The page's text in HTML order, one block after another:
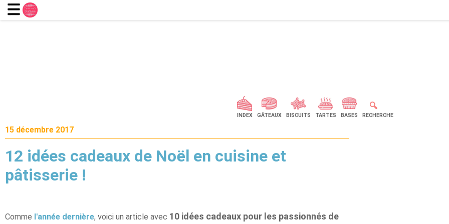
🔍
INDEX GÂTEAUX BISCUITS TARTES BASES RECHERCHE
15 décembre 2017
12 idées cadeaux de Noël en cuisine et
pâtisserie !
Comme l'année dernière, voici un article avec 10 idées cadeaux pour les passionnés de